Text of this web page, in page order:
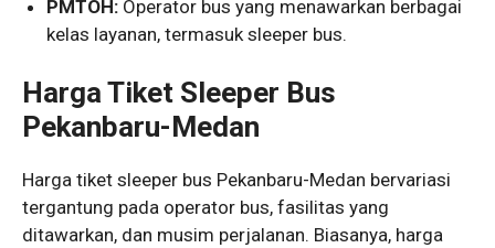
PMTOH: Operator bus yang menawarkan berbagai
kelas layanan, termasuk sleeper bus.
Harga Tiket Sleeper Bus
Pekanbaru-Medan
Harga tiket sleeper bus Pekanbaru-Medan bervariasi
tergantung pada operator bus, fasilitas yang
ditawarkan, dan musim perjalanan. Biasanya, harga